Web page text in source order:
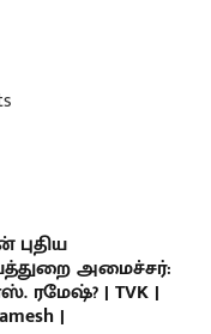
புதிய
அமைச்சர்:
ரமேஷ்? | TVK |
|